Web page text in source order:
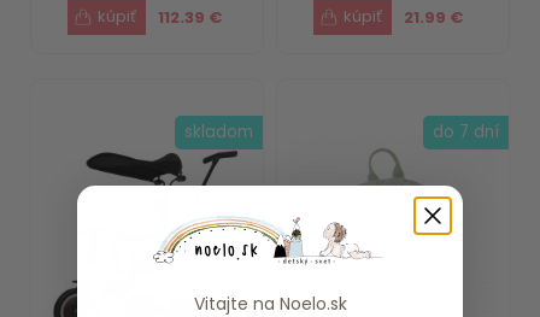
112.39 € 21.99 €
skladom do 7 dní
Vitajte na Noelo.sk